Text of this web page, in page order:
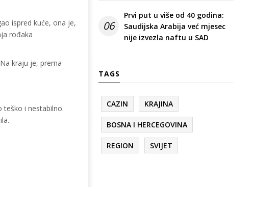
ispred kuće, ona je,
rođaka
kraju je, prema
teško i nestabilno.
06
Prvi put u više od 40 godina:
Saudijska Arabija već mjesec
nije izvezla naftu u SAD
TAGS
CAZIN KRAJINA
BOSNA I HERCEGOVINA
REGION SVIJET